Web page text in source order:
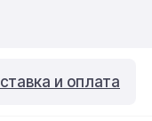
и оплата